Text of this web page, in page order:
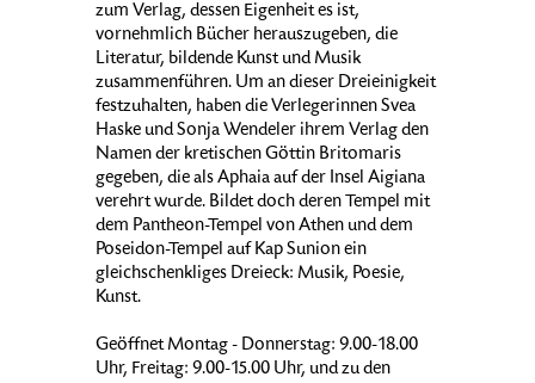
zum Verlag, dessen Eigenheit es ist,
vornehmlich Bücher herauszugeben, die
Literatur, bildende Kunst und Musik
zusammenführen. Um an dieser Dreieinigkeit
festzuhalten, haben die Verlegerinnen Svea
Haske und Sonja Wendeler ihrem Verlag den
Namen der kretischen Göttin Britomaris
gegeben, die als Aphaia auf der Insel Aigiana
verehrt wurde. Bildet doch deren Tempel mit
dem Pantheon-Tempel von Athen und dem
Poseidon-Tempel auf Kap Sunion ein
gleichschenkliges Dreieck: Musik, Poesie,
Kunst.
Geöffnet Montag - Donnerstag: 9.00-18.00
Uhr, Freitag: 9.00-15.00 Uhr, und zu den